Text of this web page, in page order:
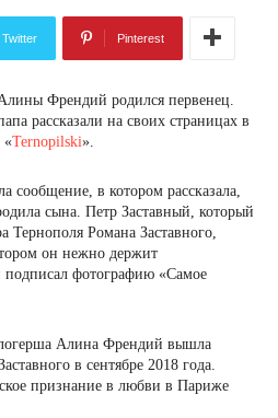
Twitter Pinterest
Френдий родился первенец.
рассказали на своих страницах в
«Ternopilski».
сообщение, в котором рассказала,
сына. Петр Заставный, который
Тернополя Романа Заставного,
он нежно держит
фотографию «Самое
Алина Френдий вышла
в сентябре 2018 года.
признание в любви в Париже